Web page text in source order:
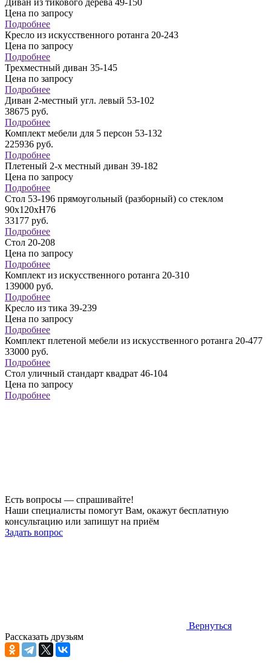
Диван из тикового дерева 49-150
Цена по запросу
Подробнее
Кресло из искусственного ротанга 20-243
Цена по запросу
Подробнее
Трехместный диван 35-145
Цена по запросу
Подробнее
Диван 2-местный угл. левый 53-102
38675 руб.
Подробнее
Комплект мебели для 5 персон 53-132
225936 руб.
Подробнее
Плетеный 2-х местный диван 39-182
Цена по запросу
Подробнее
Стол 53-196 прямоугольный (разборный) со стеклом
90х120хH76
33177 руб.
Подробнее
Стол 20-208
Цена по запросу
Подробнее
Комплект из искусственного ротанга 20-310
139000 руб.
Подробнее
Кресло из тика 39-239
Цена по запросу
Подробнее
Комплект плетеной мебели из искусственного ротанга 20-477
33000 руб.
Подробнее
Стол уличный стандарт квадрат 46-104
Цена по запросу
Подробнее
Есть вопросы — спрашивайте!
Наши специалисты помогут Вам, окажут бесплатную
консультацию или запишут на приём
Задать вопрос
Вернуться
Рассказать друзьям